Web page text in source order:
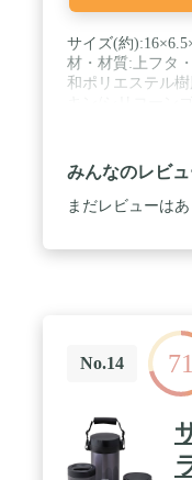
サイズ(約
材・材質:上フタ
和ポリエステル
洗機:使用可、電
みんなのレビ
まだレビューは
No.14 71